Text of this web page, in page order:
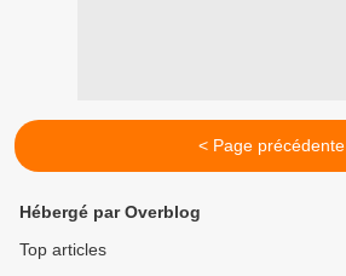
< Page précédente
Hébergé par Overblog
Top articles